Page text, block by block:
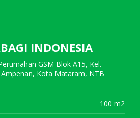
INDONESIA
GSM Blok A15, Kel.
Kota Mataram, NTB
100 m2